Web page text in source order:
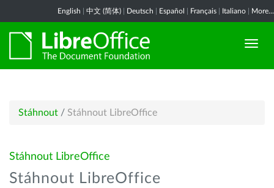
English 中文 (简体) Deutsch Español Français Italiano More...
Stáhnout / Stáhnout LibreOffice
Stáhnout LibreOffice
Stáhnout LibreOffice